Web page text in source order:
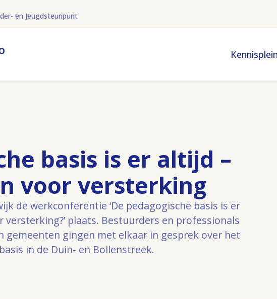
en Jeugdsteunpunt
Kennisplein
basis is er altijd –
voor versterking
de werkconferentie ‘De pedagogische basis is er
plaats. Bestuurders en professionals
gemeenten gingen met elkaar in gesprek over het
in de Duin- en Bollenstreek.